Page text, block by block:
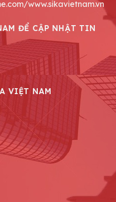
www.sikavietnam.vn
ĐỂ CẬP NHẬT TIN
VIỆT NAM